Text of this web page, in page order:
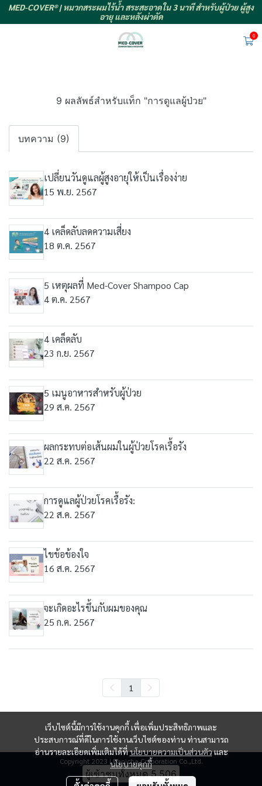
MED-COVER® | หมวกสระผมไร้น้ำ สระสะอาดใน 3 นาที สำหรับผู้ป่วย ผู้สูง
อายุ และหลังผ่าตัด
0
9 ผลลัพธ์สำหรับแท็ก "การดูแลผู้ป่วย"
บทความ (9)
เปลี่ยนวันดูแลผู้สูงอายุให้เป็นเรื่องง่าย
15 พ.ย. 2567
4 เคล็ดลับลดความเสี่ยง
18 ต.ค. 2567
5 เหตุผลที่ Med-Cover Shampoo Cap
4 ต.ค. 2567
4 เคล็ดลับ
23 ก.ย. 2567
5 เมนูอาหารสำหรับผู้ป่วย
29 ส.ค. 2567
ผลกระทบต่อเส้นผมในผู้ป่วยโรคเรื้อรัง
22 ส.ค. 2567
การดูแลผู้ป่วยโรคเรื้อรัง:
22 ส.ค. 2567
ไขข้อข้องใจ
16 ส.ค. 2567
จะเกิดอะไรขึ้นกับผมของคุณ
25 ก.ค. 2567
1
เว็บไซต์นี้มีการใช้งานคุกกี้ เพื่อเพิ่มประสิทธิภาพและ
ประสบการณ์ที่ดีในการใช้งานเว็บไซต์ของท่าน ท่านสามารถ
อ่านรายละเอียดเพิ่มเติมได้ที่นโยบายความเป็นส่วนตัวและ
นโยบายคุกกี้
Copyright 2023 | Panicha Corporation Co.,Ltd.
ผู้เข้าชมทั้งหมด5,506